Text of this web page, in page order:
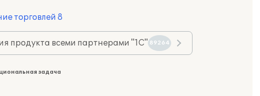
торговлей 8
продукта всеми партнерами "1С" 89264
задача